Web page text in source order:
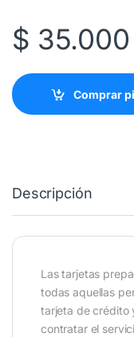
$ 35.000
Comprar
Descripción
Las tarjetas
todas aquellas
tarjeta de crédito
contratar el